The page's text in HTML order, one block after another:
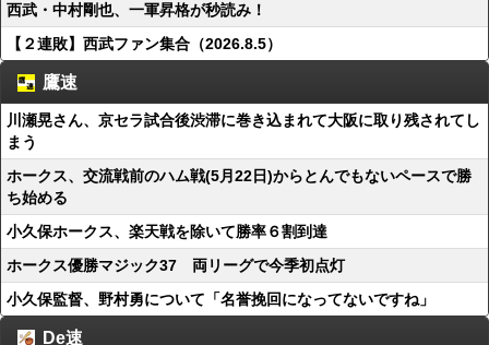
西武・中村剛也、一軍昇格が秒読み！
【２連敗】西武ファン集合（2026.8.5）
鷹速
川瀬晃さん、京セラ試合後渋滞に巻き込まれて大阪に取り残されてし
まう
ホークス、交流戦前のハム戦(5月22日)からとんでもないペースで勝
ち始める
小久保ホークス、楽天戦を除いて勝率６割到達
ホークス優勝マジック37 両リーグで今季初点灯
小久保監督、野村勇について「名誉挽回になってないですね」
De速